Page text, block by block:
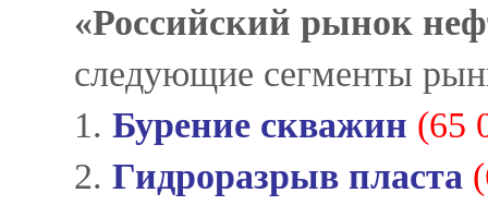
«Российский рынок
следующие сегменты
1. Бурение скважин (65
2. Гидроразрыв пласта